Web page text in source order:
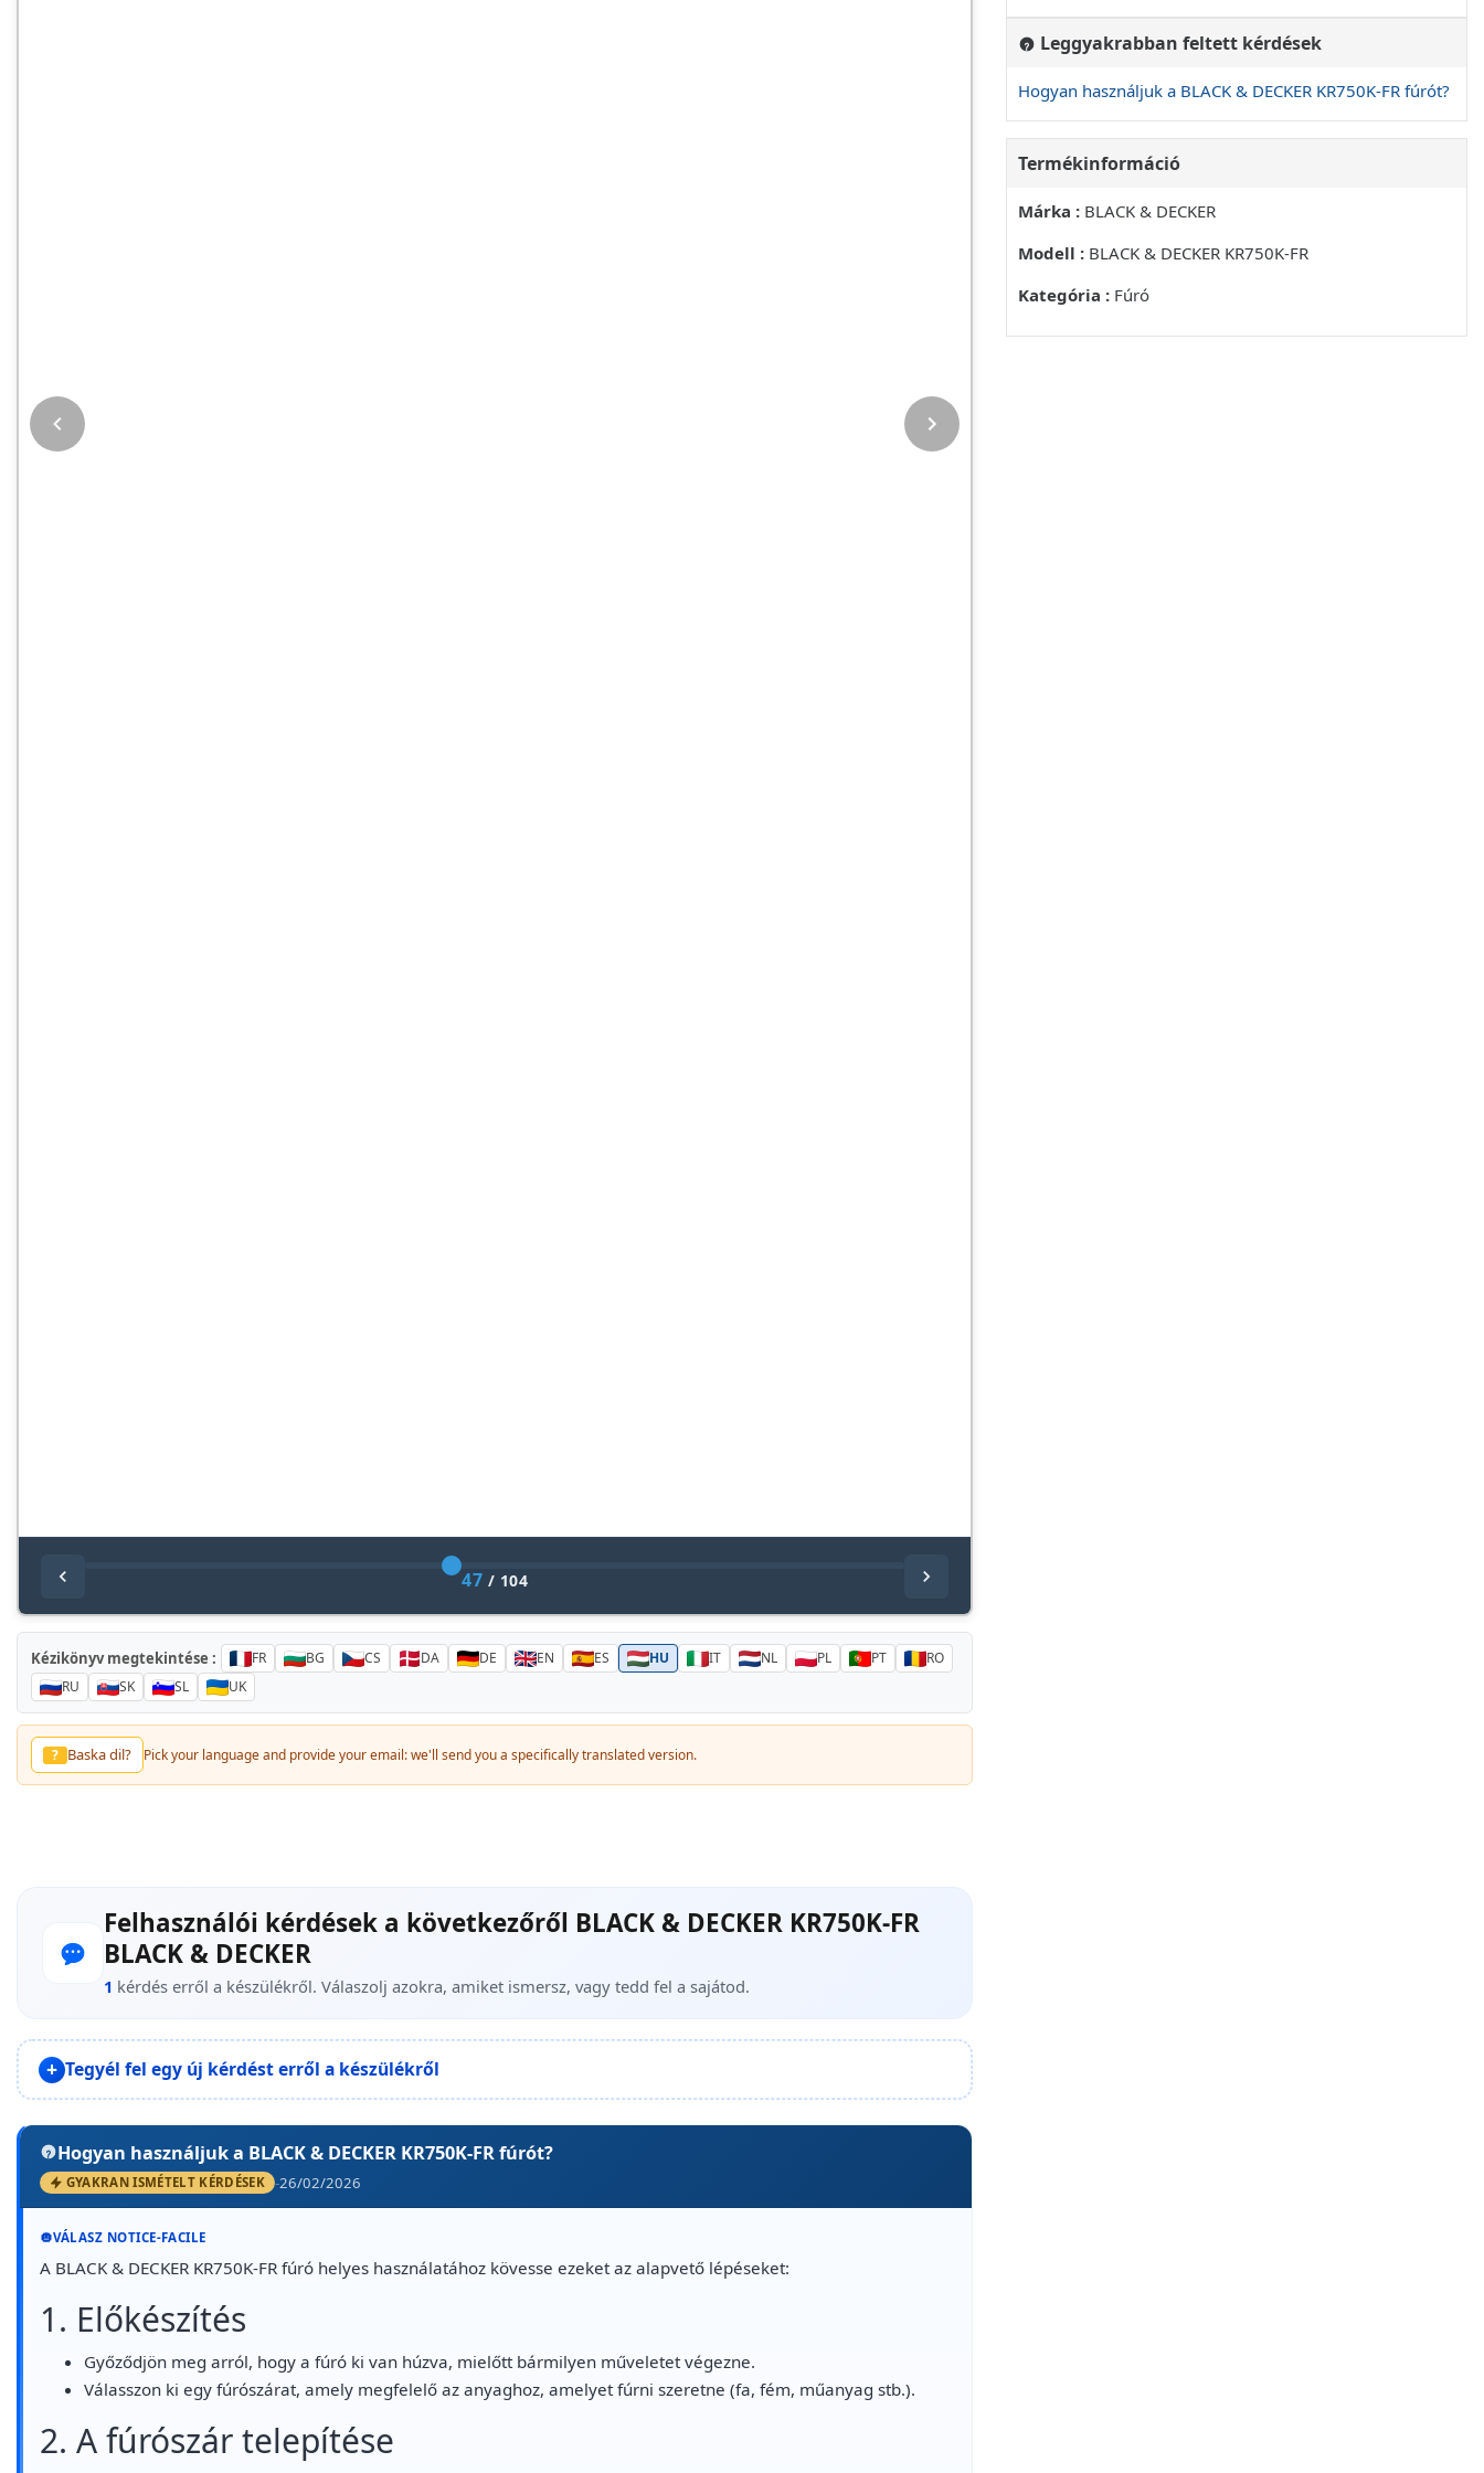
47 / 104
Kézikönyv megtekintése : FR BG CS DA DE EN ES HU IT NL PL PT
RO
RU
SK SL UK
? Baska dil? Pick your language and provide your email: we'll send you a specifically translated version.
Felhasználói kérdések a következőről BLACK & DECKER KR750K-FR
BLACK & DECKER
1 kérdés erről a készülékről. Válaszolj azokra, amiket ismersz, vagy tedd fel a sajátod.
Tegyél fel egy új kérdést erről a készülékről
Hogyan használjuk a BLACK & DECKER KR750K-FR fúrót?
GYAKRAN ISMÉTELT KÉRDÉSEK -26/02/2026
VÁLASZ NOTICE-FACILE
A BLACK & DECKER KR750K-FR fúró helyes használatához kövesse ezeket az alapvető lépéseket:
1. Előkészítés
Győződjön meg arról, hogy a fúró ki van húzva, mielőtt bármilyen műveletet végezne.
Válasszon ki egy fúrószárat, amely megfelelő az anyaghoz, amelyet fúrni szeretne (fa, fém, műanyag stb.).
2. A fúrószár telepítése
SÚLYOZOTT EFFEKTIV REZGÉSGYORSULAS
ÖSSZERTEKE
CE MEGFELELOSÉGINYILATKOZAT
BLACK & DECKER JOTÁLLÁSI JEGY ES JOTÁLLÁSI
FELTÉTELEK
A TERMEK IPARSZERU HASZNALATRA NEM
ALKALMAS
USO PREVISTO
Leggyakrabban feltett kérdések
Hogyan használjuk a BLACK & DECKER KR750K-FR fúrót?
Termékinformáció
Márka : BLACK & DECKER
Modell : BLACK & DECKER KR750K-FR
Kategória : Fúró